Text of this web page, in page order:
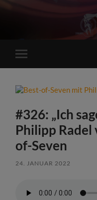
Mobile-
Menü
#326: „Ich
Philipp Radel
of-Seven
24. JANUAR 2022